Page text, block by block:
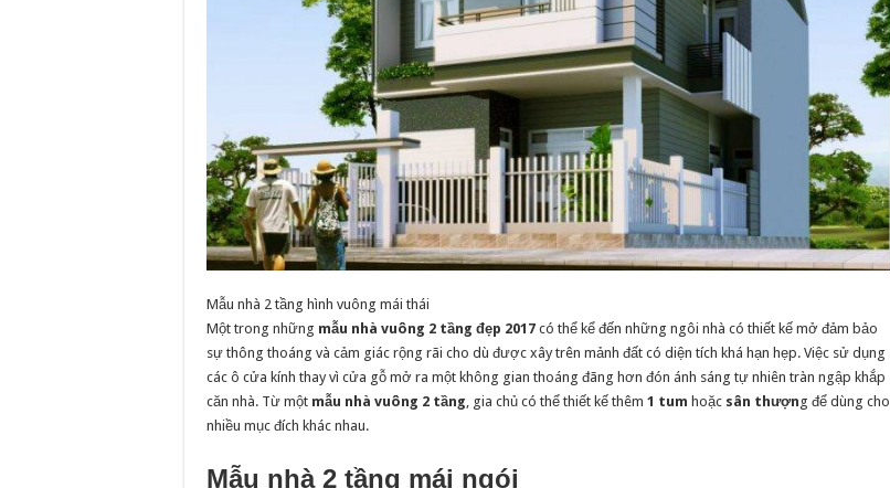
Mẫu nhà 2 tầng hình vuông mái thái
Một trong những mẫu nhà vuông 2 tầng đẹp 2017 có thể kể đến những ngôi nhà có thiết kế mở đảm bảo
sự thông thoáng và cảm giác rộng rãi cho dù được xây trên mảnh đất có diện tích khá hạn hẹp. Việc sử dụng
các ô cửa kính thay vì cửa gỗ mở ra một không gian thoáng đãng hơn đón ánh sáng tự nhiên tràn ngập khắp
căn nhà. Từ một mẫu nhà vuông 2 tầng, gia chủ có thể thiết kế thêm 1 tum hoặc sân thượng để dùng cho
nhiều mục đích khác nhau.
Mẫu nhà 2 tầng mái ngói